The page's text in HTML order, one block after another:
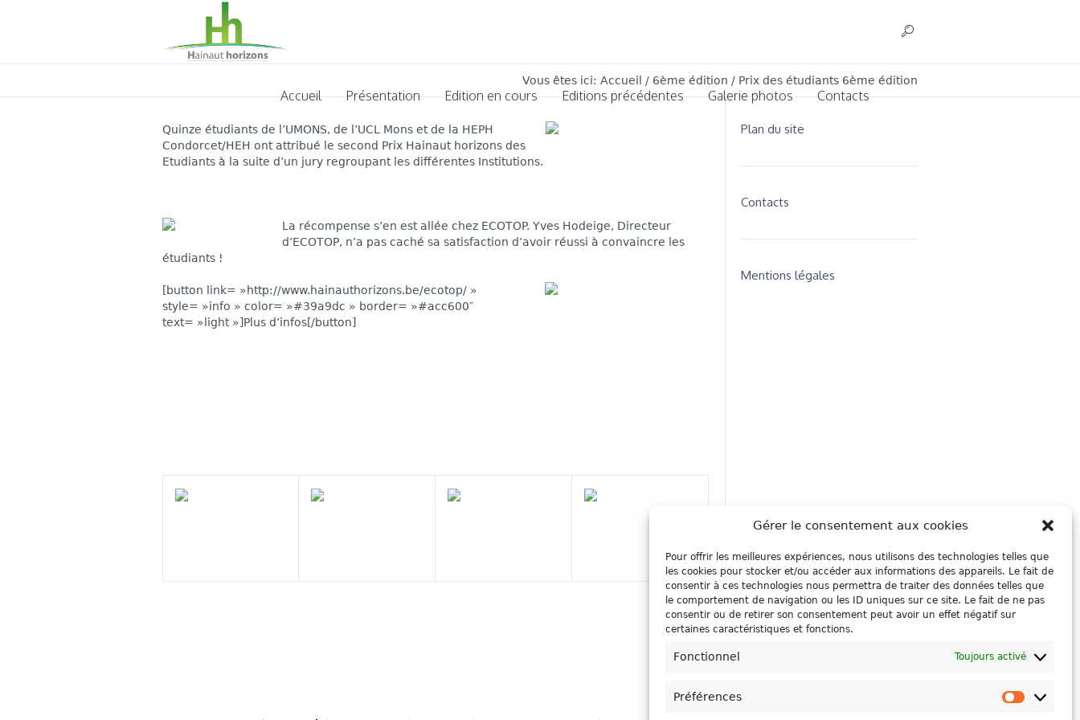
Gérer le consentement aux cookies
Pour offrir les meilleures expériences, nous utilisons des technologies telles que
les cookies pour stocker et/ou accéder aux informations des appareils. Le fait de
consentir à ces technologies nous permettra de traiter des données telles que
le comportement de navigation ou les ID uniques sur ce site. Le fait de ne pas
consentir ou de retirer son consentement peut avoir un effet négatif sur
certaines caractéristiques et fonctions.
Fonctionnel Toujours activé
Préférences
Accueil Présentation Edition en cours Editions précédentes Galerie photos Contacts
Vous êtes ici: Accueil / 6ème édition / Prix des étudiants 6ème édition
Quinze étudiants de l’UMONS, de l’UCL Mons et de la HEPH
Condorcet/HEH ont attribué le second Prix Hainaut horizons des
Etudiants à la suite d’un jury regroupant les différentes Institutions.
La récompense s’en est allée chez ECOTOP. Yves Hodeige, Directeur
d’ECOTOP, n’a pas caché sa satisfaction d’avoir réussi à convaincre les
étudiants !
[button link= »http://www.hainauthorizons.be/ecotop/ »
style= »info » color= »#39a9dc » border= »#acc600″
text= »light »]Plus d’infos[/button]
Plan du site
Contacts
Mentions légales